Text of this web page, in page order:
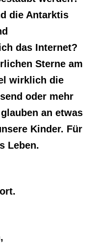
die Antarktis
das Internet?
Sterne am
wirklich die
oder mehr
an etwas
Kinder. Für
Leben.